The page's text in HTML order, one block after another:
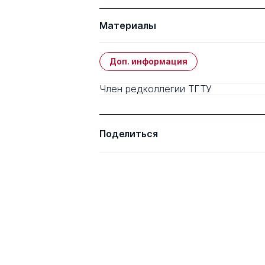
Материалы
Доп. информация
Член редколлегии ТГТУ
Поделиться